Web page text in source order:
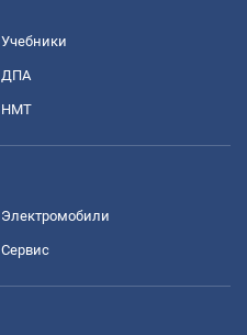
Учебники
ДПА
НМТ
Электромобили
Сервис